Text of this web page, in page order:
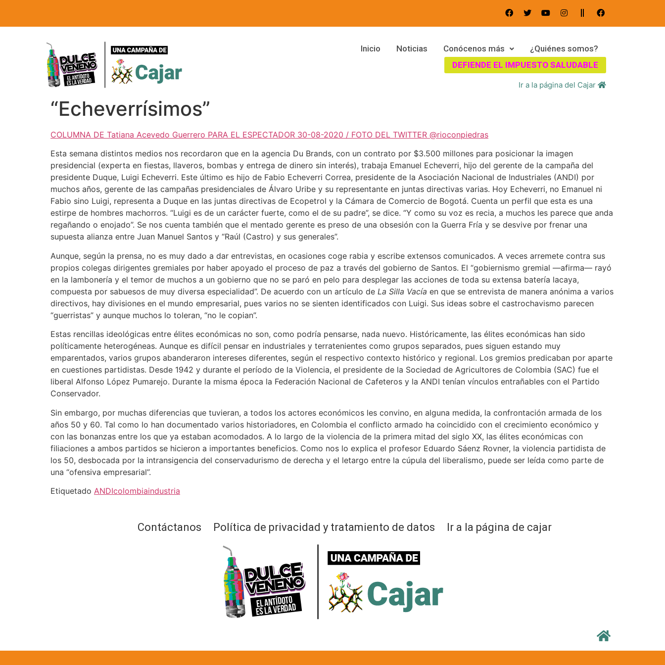
Inicio Noticias Conócenos más
¿Quiénes somos?
DEFIENDE EL IMPUESTO SALUDABLE
Ir a la página del Cajar
“Echeverrísimos”
COLUMNA DE Tatiana Acevedo Guerrero PARA EL ESPECTADOR 30-08-2020 / FOTO DEL TWITTER @rioconpiedras
Esta semana distintos medios nos recordaron que en la agencia Du Brands, con un contrato por $3.500 millones para posicionar la imagen
presidencial (experta en fiestas, llaveros, bombas y entrega de dinero sin interés), trabaja Emanuel Echeverri, hijo del gerente de la campaña del
presidente Duque, Luigi Echeverri. Este último es hijo de Fabio Echeverri Correa, presidente de la Asociación Nacional de Industriales (ANDI) por
muchos años, gerente de las campañas presidenciales de Álvaro Uribe y su representante en juntas directivas varias. Hoy Echeverri, no Emanuel ni
Fabio sino Luigi, representa a Duque en las juntas directivas de Ecopetrol y la Cámara de Comercio de Bogotá. Cuenta un perfil que esta es una
estirpe de hombres machorros. “Luigi es de un carácter fuerte, como el de su padre”, se dice. “Y como su voz es recia, a muchos les parece que anda
regañando o enojado”. Se nos cuenta también que el mentado gerente es preso de una obsesión con la Guerra Fría y se desvive por frenar una
supuesta alianza entre Juan Manuel Santos y “Raúl (Castro) y sus generales”.
Aunque, según la prensa, no es muy dado a dar entrevistas, en ocasiones coge rabia y escribe extensos comunicados. A veces arremete contra sus
propios colegas dirigentes gremiales por haber apoyado el proceso de paz a través del gobierno de Santos. El “gobiernismo gremial —afirma— rayó
en la lambonería y el temor de muchos a un gobierno que no se paró en pelo para desplegar las acciones de toda su extensa batería lacaya,
compuesta por sabuesos de muy diversa especialidad”. De acuerdo con un artículo de La Silla Vacía en que se entrevista de manera anónima a varios
directivos, hay divisiones en el mundo empresarial, pues varios no se sienten identificados con Luigi. Sus ideas sobre el castrochavismo parecen
“guerristas” y aunque muchos lo toleran, “no le copian”.
Estas rencillas ideológicas entre élites económicas no son, como podría pensarse, nada nuevo. Históricamente, las élites económicas han sido
políticamente heterogéneas. Aunque es difícil pensar en industriales y terratenientes como grupos separados, pues siguen estando muy
emparentados, varios grupos abanderaron intereses diferentes, según el respectivo contexto histórico y regional. Los gremios predicaban por aparte
en cuestiones partidistas. Desde 1942 y durante el período de la Violencia, el presidente de la Sociedad de Agricultores de Colombia (SAC) fue el
liberal Alfonso López Pumarejo. Durante la misma época la Federación Nacional de Cafeteros y la ANDI tenían vínculos entrañables con el Partido
Conservador.
Sin embargo, por muchas diferencias que tuvieran, a todos los actores económicos les convino, en alguna medida, la confrontación armada de los
años 50 y 60. Tal como lo han documentado varios historiadores, en Colombia el conflicto armado ha coincidido con el crecimiento económico y
con las bonanzas entre los que ya estaban acomodados. A lo largo de la violencia de la primera mitad del siglo XX, las élites económicas con
filiaciones a ambos partidos se hicieron a importantes beneficios. Como nos lo explica el profesor Eduardo Sáenz Rovner, la violencia partidista de
los 50, desbocada por la intransigencia del conservadurismo de derecha y el letargo entre la cúpula del liberalismo, puede ser leída como parte de
una “ofensiva empresarial”.
Etiquetado ANDIcolombiaindustria
Contáctanos Política de privacidad y tratamiento de datos Ir a la página de cajar